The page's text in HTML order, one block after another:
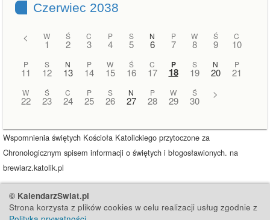
Czerwiec 2038
< W
1
Ś
2
C
3
P
4
S
5
N
6
P
7
W
8
Ś
9
C
10
P
11
S
12
N
13
P
14
W
15
Ś
16
C
17
P
18
S
19
N
20
P
21
W
22
Ś
23
C
24
P
25
S
26
N
27
P
28
W
29
Ś
30
>
Wspomnienia świętych Kościoła Katolickiego przytoczone za
Chronologicznym spisem informacji o świętych i błogosławionych. na
brewiarz.katolik.pl
© KalendarzSwiat.pl
Strona korzysta z plików cookies w celu realizacji usług zgodnie z